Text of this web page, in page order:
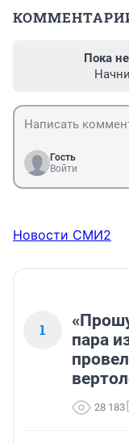
Пока
Гость
Войти
Новости СМИ2
1
пара
28 183